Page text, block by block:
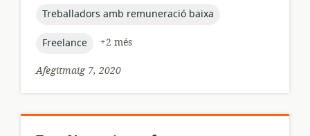
publicació:
topic:
Treballadors amb remuneració baixa
topic:
Freelance
+2 més
Afegitmaig 7, 2020